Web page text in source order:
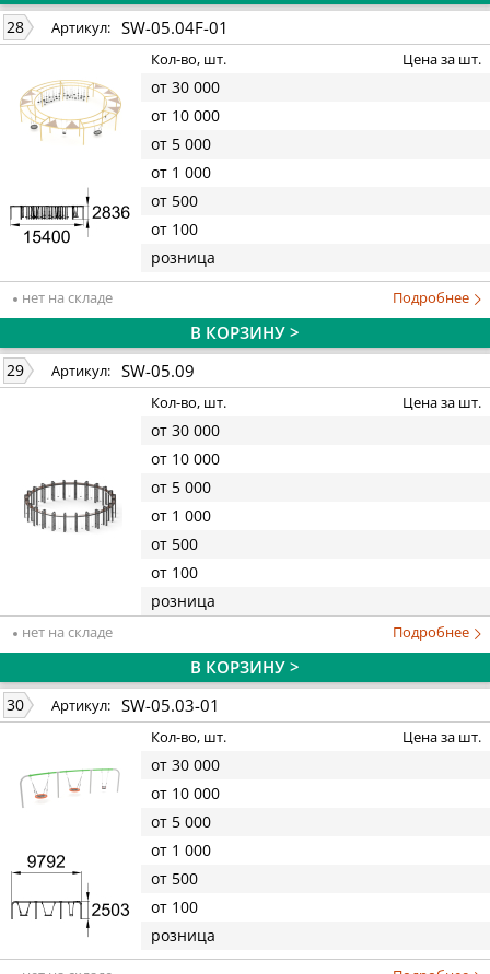
28 Артикул: SW-05.04F-01
Кол-во, шт. Цена за шт.
от 30 000
от 10 000
от 5 000
от 1 000
от 500
от 100
розница
нет на складе Подробнее
В КОРЗИНУ >
29 Артикул: SW-05.09
Кол-во, шт. Цена за шт.
от 30 000
от 10 000
от 5 000
от 1 000
от 500
от 100
розница
нет на складе Подробнее
В КОРЗИНУ >
30 Артикул: SW-05.03-01
Кол-во, шт. Цена за шт.
от 30 000
от 10 000
от 5 000
от 1 000
от 500
от 100
розница